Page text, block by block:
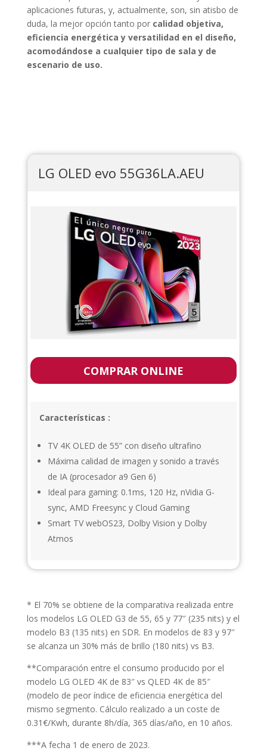
aplicaciones futuras, y, actualmente, son, sin atisbo de
duda, la mejor opción tanto por calidad objetiva,
eficiencia energética y versatilidad en el diseño,
acomodándose a cualquier tipo de sala y de
escenario de uso.
LG OLED evo 55G36LA.AEU
COMPRAR ONLINE
Características :
TV 4K OLED de 55” con diseño ultrafino
Máxima calidad de imagen y sonido a través
de IA (procesador a9 Gen 6)
Ideal para gaming: 0.1ms, 120 Hz, nVidia G-
sync, AMD Freesync y Cloud Gaming
Smart TV webOS23, Dolby Vision y Dolby
Atmos
* El 70% se obtiene de la comparativa realizada entre
los modelos LG OLED G3 de 55, 65 y 77″ (235 nits) y el
modelo B3 (135 nits) en SDR. En modelos de 83 y 97″
se alcanza un 30% más de brillo (180 nits) vs B3.
**Comparación entre el consumo producido por el
modelo LG OLED 4K de 83″ vs QLED 4K de 85″
(modelo de peor índice de eficiencia energética del
mismo segmento. Cálculo realizado a un coste de
0.31€/Kwh, durante 8h/día, 365 días/año, en 10 años.
***A fecha 1 de enero de 2023.